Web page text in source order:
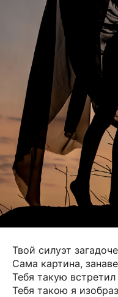
Твой силуэт
Сама картина,
Тебя такую
Тебя такою я